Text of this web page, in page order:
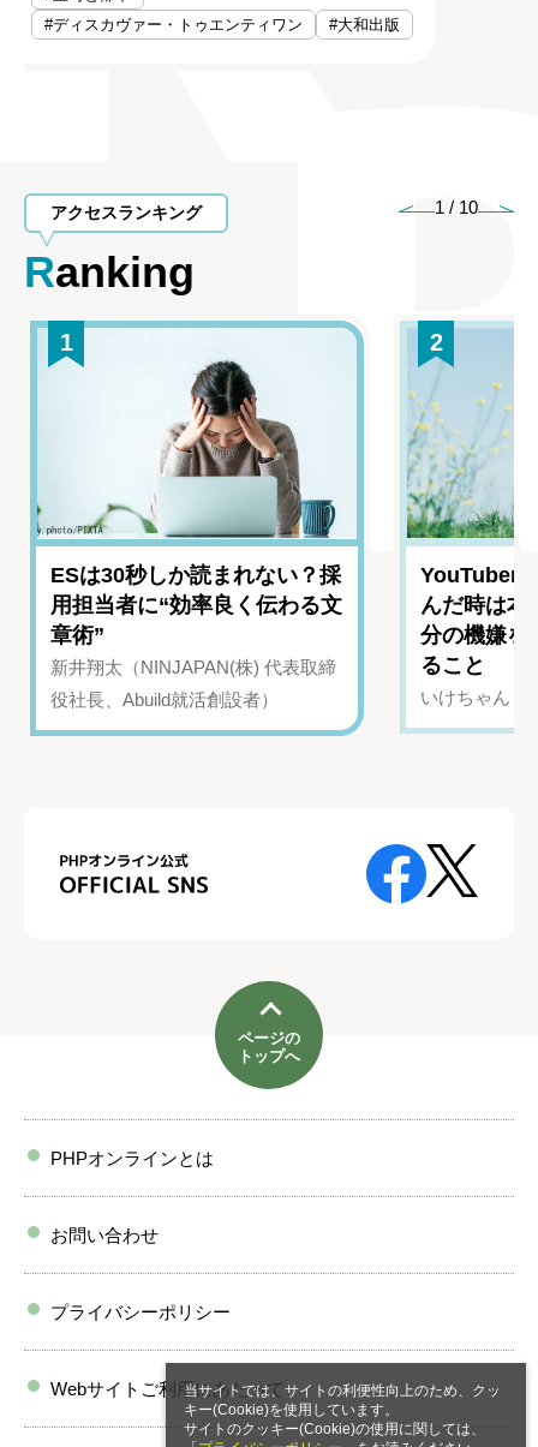
当サイトでは、サイトの利便性向上のため、クッ
キー(Cookie)を使用しています。
サイトのクッキー(Cookie)の使用に関しては、
#ディスカヴァー・トゥエンティワン
#大和出版
アクセスランキング
Ranking
1 / 10
1
ESは30秒しか読まれない？採
用担当者に“効率良く伝わる文
章術”
新井翔太（NINJAPAN(株) 代表取締
役社長、Abuild就活創設者）
2
YouTuber
んだ時は
分の機嫌を
ること
いけちゃん（
ページの
トップへ
PHPオンラインとは
お問い合わせ
プライバシーポリシー
Webサイトご利用にあたって